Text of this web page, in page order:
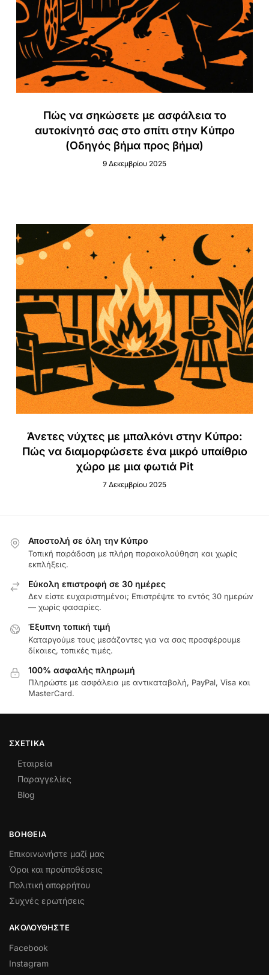
Πώς να σηκώσετε με ασφάλεια το
αυτοκίνητό σας στο σπίτι στην Κύπρο
(Οδηγός βήμα προς βήμα)
9 Δεκεμβρίου 2025
Άνετες νύχτες με μπαλκόνι στην Κύπρο:
Πώς να διαμορφώσετε ένα μικρό υπαίθριο
χώρο με μια φωτιά Pit
7 Δεκεμβρίου 2025
Αποστολή σε όλη την Κύπρο
Τοπική παράδοση με πλήρη παρακολούθηση και χωρίς
εκπλήξεις.
Εύκολη επιστροφή σε 30 ημέρες
Δεν είστε ευχαριστημένοι; Επιστρέψτε το εντός 30 ημερών
— χωρίς φασαρίες.
Έξυπνη τοπική τιμή
Καταργούμε τους μεσάζοντες για να σας προσφέρουμε
δίκαιες, τοπικές τιμές.
100% ασφαλής πληρωμή
Πληρώστε με ασφάλεια με αντικαταβολή, PayPal, Visa και
MasterCard.
ΣΧΕΤΙΚΆ
Εταιρεία
Παραγγελίες
Blog
ΒΟΉΘΕΙΑ
Επικοινωνήστε μαζί μας
Όροι και προϋποθέσεις
Πολιτική απορρήτου
Συχνές ερωτήσεις
ΑΚΟΛΟΥΘΉΣΤΕ
Facebook
Instagram